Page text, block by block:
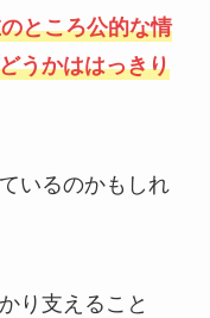
ところ公的な情
うかははっきり
いるのかもしれ
り支えること